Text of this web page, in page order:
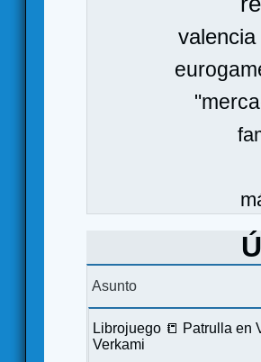
valencia
Asunto
Librojuego 📒 Patrulla en
Verkami